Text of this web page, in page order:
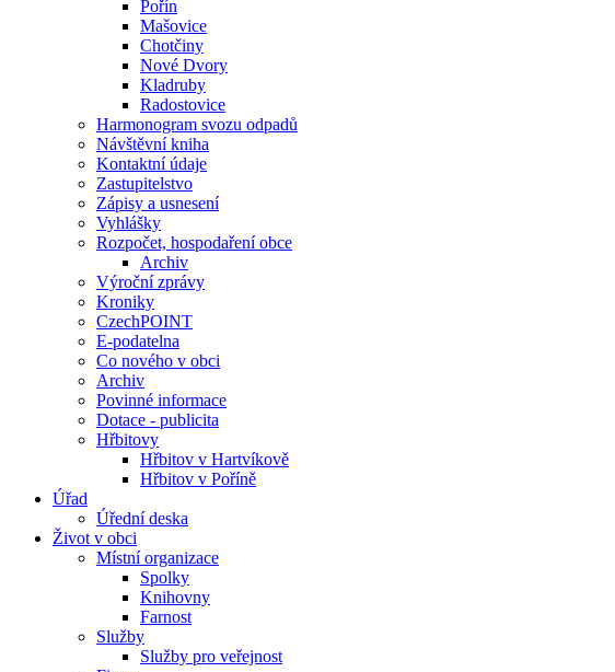
Pořín
Mašovice
Chotčiny
Nové Dvory
Kladruby
Radostovice
Harmonogram svozu odpadů
Návštěvní kniha
Kontaktní údaje
Zastupitelstvo
Zápisy a usnesení
Vyhlášky
Rozpočet, hospodaření obce
Archiv
Výroční zprávy
Kroniky
CzechPOINT
E-podatelna
Co nového v obci
Archiv
Povinné informace
Dotace - publicita
Hřbitovy
Hřbitov v Hartvíkově
Hřbitov v Poříně
Úřad
Úřední deska
Život v obci
Místní organizace
Spolky
Knihovny
Farnost
Služby
Služby pro veřejnost